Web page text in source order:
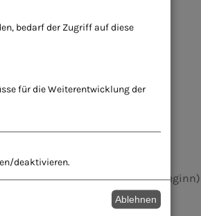
bei Anmeldung und Rest bei Beginn)
bedarf der Zugriff auf diese
für die Weiterentwicklung der
deaktivieren.
Ablehnen